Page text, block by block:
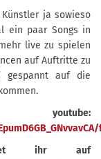
ja sowieso
ein paar Songs in
live zu spielen
auf Auftritte zu
gespannt auf die
ihr auf